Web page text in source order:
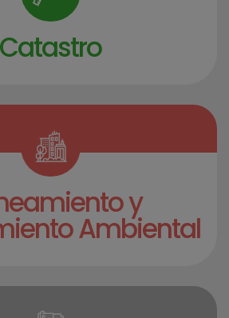
Catastro
y
Ambiental